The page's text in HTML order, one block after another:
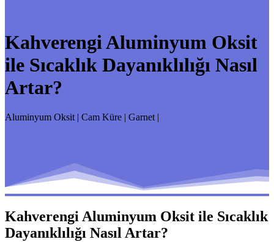
Kahverengi Aluminyum Oksit
ile Sıcaklık Dayanıklılığı Nasıl
Artar?
Aluminyum Oksit | Cam Küre | Garnet |
Kahverengi Aluminyum Oksit ile Sıcaklık
Dayanıklılığı Nasıl Artar?